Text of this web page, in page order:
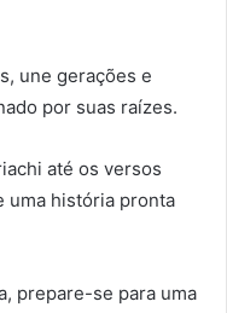
une gerações e
por suas raízes.
até os versos
uma história pronta
prepare-se para uma